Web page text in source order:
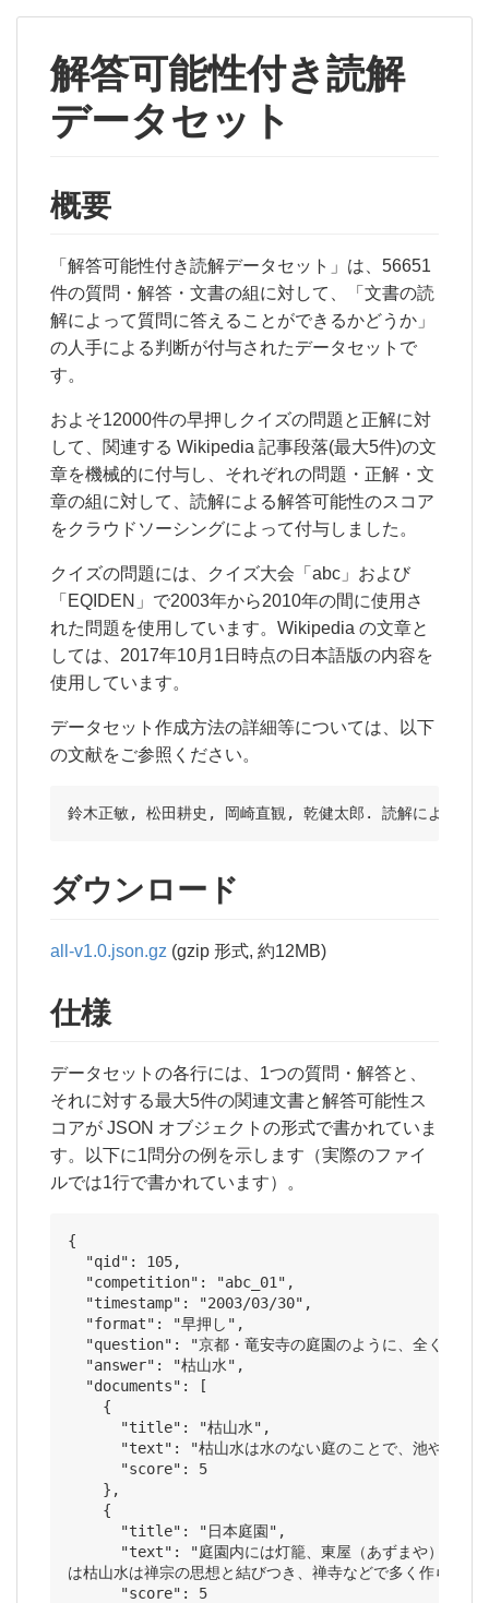
解答可能性付き読解
データセット
概要
「解答可能性付き読解データセット」は、56651
件の質問・解答・文書の組に対して、「文書の読
解によって質問に答えることができるかどうか」
の人手による判断が付与されたデータセットで
す。
およそ12000件の早押しクイズの問題と正解に対
して、関連する Wikipedia 記事段落(最大5件)の文
章を機械的に付与し、それぞれの問題・正解・文
章の組に対して、読解による解答可能性のスコア
をクラウドソーシングによって付与しました。
クイズの問題には、クイズ大会「abc」および
「EQIDEN」で2003年から2010年の間に使用さ
れた問題を使用しています。Wikipedia の文章と
しては、2017年10月1日時点の日本語版の内容を
使用しています。
データセット作成方法の詳細等については、以下
の文献をご参照ください。
鈴木正敏, 松田耕史, 岡崎直観, 乾健太郎. 読解による解
ダウンロード
all-v1.0.json.gz (gzip 形式, 約12MB)
仕様
データセットの各行には、1つの質問・解答と、
それに対する最大5件の関連文書と解答可能性ス
コアが JSON オブジェクトの形式で書かれていま
す。以下に1問分の例を示します（実際のファイ
ルでは1行で書かれています）。
{
  "qid": 105,
  "competition": "abc_01",
  "timestamp": "2003/03/30",
  "format": "早押し",
"question": "京都・竜安寺の庭園のように、全く水を
  "answer": "枯山水",
  "documents": [
    {
      "title": "枯山水",
"text": "枯山水は水のない庭のことで、池や遣水
      "score": 5
    },
    {
      "title": "日本庭園",
"text": "庭園内には灯籠、東屋（あずまや）、茶室
は枯山水は禅宗の思想と結びつき、禅寺などで多く作られ
      "score": 5